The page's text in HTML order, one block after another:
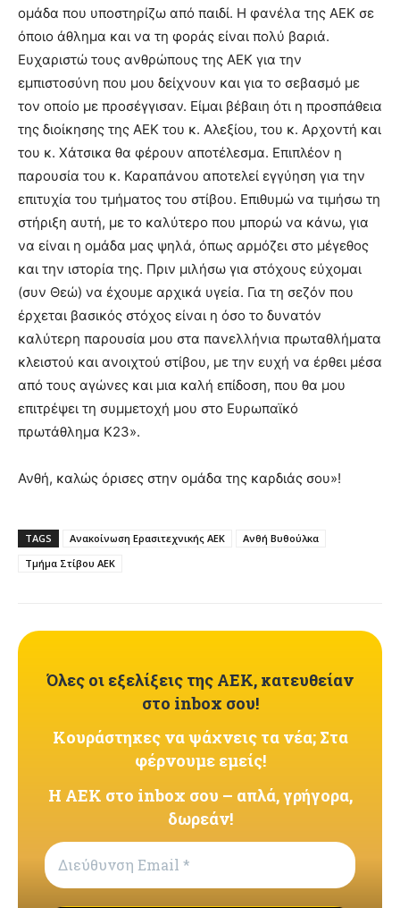
ομάδα που υποστηρίζω από παιδί. Η φανέλα της ΑΕΚ σε
όποιο άθλημα και να τη φοράς είναι πολύ βαριά.
Ευχαριστώ τους ανθρώπους της ΑΕΚ για την
εμπιστοσύνη που μου δείχνουν και για το σεβασμό με
τον οποίο με προσέγγισαν. Είμαι βέβαιη ότι η προσπάθεια
της διοίκησης της ΑΕΚ του κ. Αλεξίου, του κ. Αρχοντή και
του κ. Χάτσικα θα φέρουν αποτέλεσμα. Επιπλέον η
παρουσία του κ. Καραπάνου αποτελεί εγγύηση για την
επιτυχία του τμήματος του στίβου. Επιθυμώ να τιμήσω τη
στήριξη αυτή, με το καλύτερο που μπορώ να κάνω, για
να είναι η ομάδα μας ψηλά, όπως αρμόζει στο μέγεθος
και την ιστορία της. Πριν μιλήσω για στόχους εύχομαι
(συν Θεώ) να έχουμε αρχικά υγεία. Για τη σεζόν που
έρχεται βασικός στόχος είναι η όσο το δυνατόν
καλύτερη παρουσία μου στα πανελλήνια πρωταθλήματα
κλειστού και ανοιχτού στίβου, με την ευχή να έρθει μέσα
από τους αγώνες και μια καλή επίδοση, που θα μου
επιτρέψει τη συμμετοχή μου στο Ευρωπαϊκό
πρωτάθλημα Κ23».
Ανθή, καλώς όρισες στην ομάδα της καρδιάς σου»!
TAGS Ανακοίνωση Ερασιτεχνικής ΑΕΚ
Ανθή Βυθούλκα
Τμήμα Στίβου ΑΕΚ